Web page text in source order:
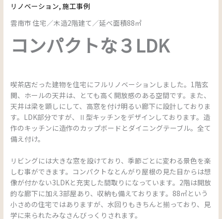
リノベーション,施工事例
雲南市 住宅／木造2階建て／延べ面積88㎡
コンパクトな３LDK
喫茶店だった建物を住宅にフルリノベーションしました。1階玄
関、ホールの天井は、とても高く開放感のある空間です。また、
天井は梁を顕しにして、高窓を付け明るい廊下に設計しておりま
す。LDK部分ですが、Ⅱ型キッチンをデザインしております。造
作のキッチンに造作のカップボードとダイニングテーブル。全て
備え付け。
リビングには大きな窓を設けており、季節ごとに変わる景色を楽
しむ事ができます。コンパクトなとんがり屋根の見た目からは想
像が付かない3LDKと充実した間取りになっています。2階は開放
的な廊下に加え3部屋あり、収納も備えております。88㎡という
小さめの住宅ではありますが、水回りもきちんと揃っており、見
学に来られたみなさんびっくりされます。